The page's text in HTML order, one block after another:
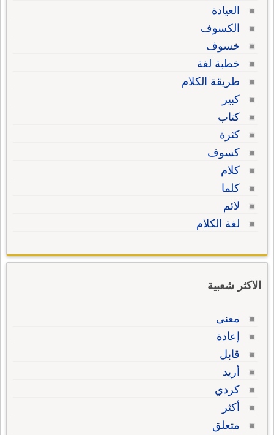
العيادة
الكسوف
خسوف
خطبة لغة
طريقة الكلام
كبير
كتاب
كثرة
كسوف
كلام
كلما
لائم
لغة الكلام
الاكثر شعبية
معنى
إعادة
قابل
أريد
كردي
أكثر
متعلق